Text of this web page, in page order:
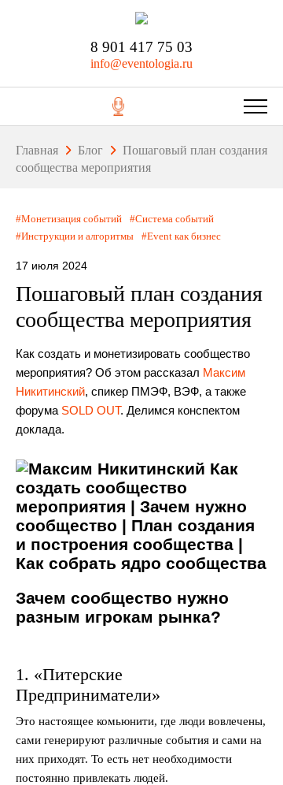
8 901 417 75 03
info@eventologia.ru
Главная Блог
Пошаговый план создания
сообщества мероприятия
Монетизация событий
Система событий
Инструкции и алгоритмы
Event как бизнес
17 июля 2024
Пошаговый план создания
сообщества мероприятия
Как создать и монетизировать сообщество
мероприятия? Об этом рассказал Максим
Никитинский, спикер ПМЭФ, ВЭФ, а также
форума SOLD OUT. Делимся конспектом
доклада.
Зачем сообщество нужно
разным игрокам рынка?
1. «Питерские
Предприниматели»
Это настоящее комьюнити, где люди вовлечены,
сами генерируют различные события и сами на
них приходят. То есть нет необходимости
постоянно привлекать людей.